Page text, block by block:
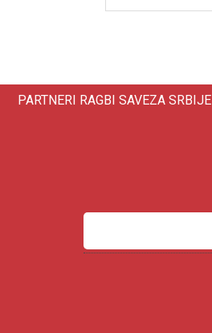
PARTNERI RAGBI SAVEZA SRBIJE